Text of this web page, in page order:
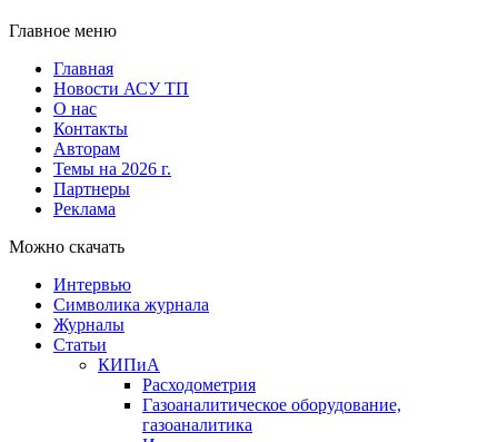
Главное меню
Главная
Новости АСУ ТП
О нас
Контакты
Авторам
Темы на 2026 г.
Партнеры
Реклама
Можно скачать
Интервью
Символика журнала
Журналы
Статьи
КИПиА
Расходометрия
Газоаналитическое оборудование,
газоаналитика